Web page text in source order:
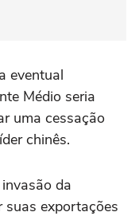
eventual
Médio seria
uma cessação
chinês.
da
suas exportações